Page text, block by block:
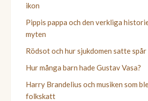
ikon
Pippis pappa och den verkliga
myten
Rödsot och hur sjukdomen satte
Hur många barn hade Gustav Vasa?
Harry Brandelius och musiken som
folkskatt